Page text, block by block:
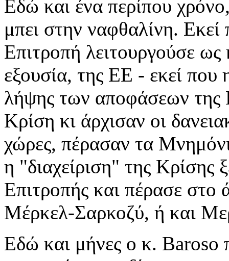
Εδώ και ένα περίπου
μπει στην ναφθαλίνη.
Επιτροπή λειτουργούσε
εξουσία, της ΕΕ - εκεί που
λήψης των αποφάσεων της
Κρίση κι άρχισαν οι
χώρες, πέρασαν τα
η "διαχείριση" της Κρίσης
Επιτροπής και πέρασε στο
Μέρκελ-Σαρκοζύ, ή και
Εδώ και μήνες ο κ. Baroso